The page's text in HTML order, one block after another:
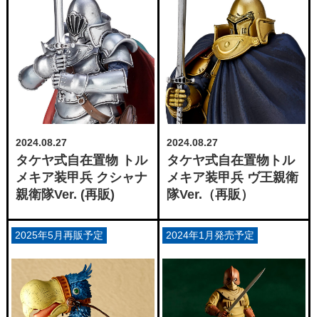
2024.08.27
タケヤ式自在置物 トル
メキア装甲兵 クシャナ
親衛隊Ver. (再販)
2024.08.27
タケヤ式自在置物トル
メキア装甲兵 ヴ王親衛
隊Ver.（再販）
2025年5月再販予定 2024年1月発売予定